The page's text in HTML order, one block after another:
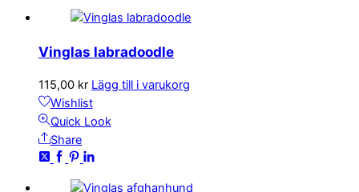
Vinglas labradoodle
115,00 kr Lägg till i varukorg
Wishlist
Quick Look
Share